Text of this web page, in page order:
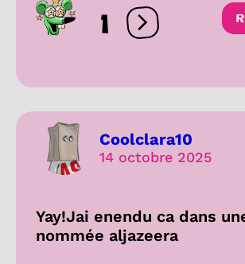
1 Ouvrir les
Coolclara10
14 octobre 2025
Yay!Jai enendu ca dans
nommée aljazeera